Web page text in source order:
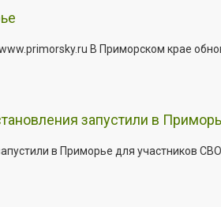
В Приморском крае
запустили в
в Приморье для участников